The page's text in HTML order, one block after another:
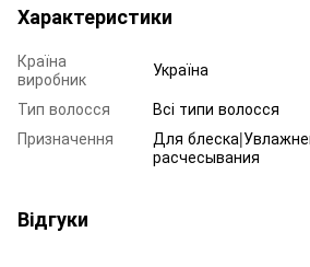
Характеристики
Країна
виробник
Україна
Тип волосся
Всі типи волосся
Призначення
Для
расчесывания
Відгуки